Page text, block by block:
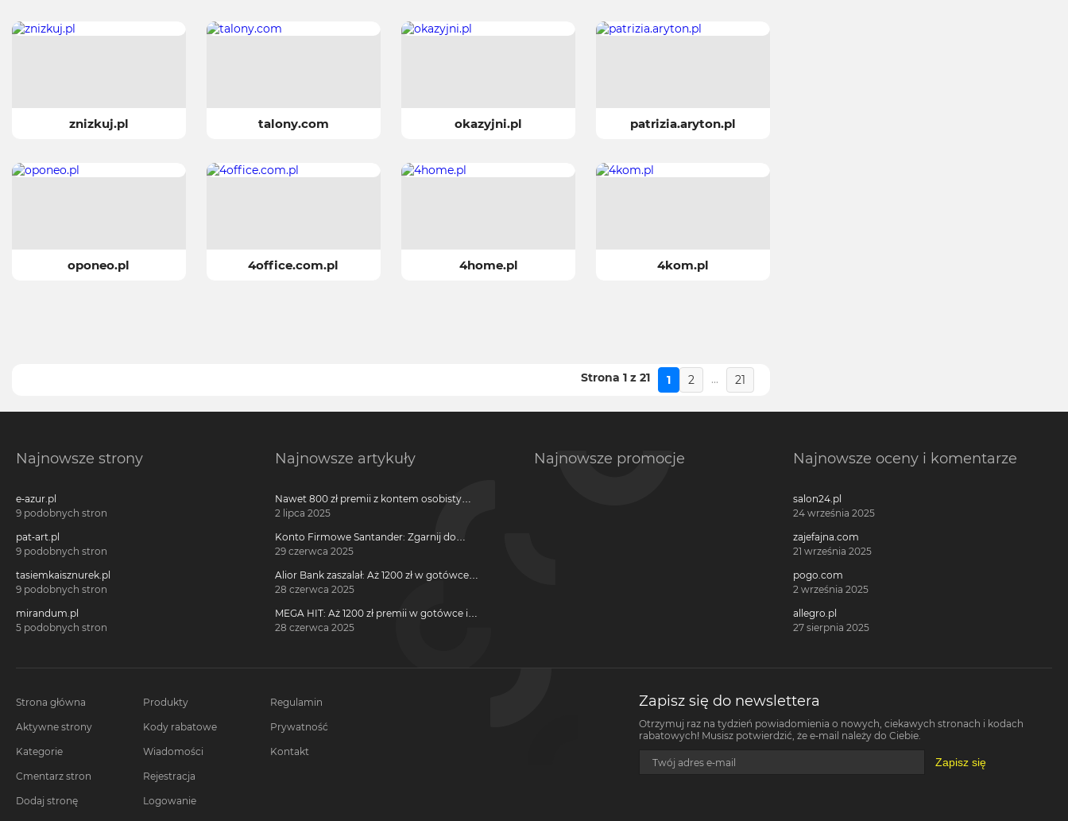
znizkuj.pl talony.com okazyjni.pl patrizia.aryton.pl
oponeo.pl 4office.com.pl 4home.pl 4kom.pl
Strona 1 z 21 1 2 ... 21
Najnowsze strony
e-azur.pl
9 podobnych stron
pat-art.pl
9 podobnych stron
tasiemkaisznurek.pl
9 podobnych stron
mirandum.pl
5 podobnych stron
Najnowsze artykuły
Nawet 800 zł premii z kontem osobistym
Millennium 360°!
2 lipca 2025
Konto Firmowe Santander: Zgarnij do
2700 zł w promocji
29 czerwca 2025
Alior Bank zaszalał: Aż 1200 zł w gotówce i
voucherach za otwarcie darmowego
28 czerwca 2025
MEGA HIT: Aż 1200 zł premii w gotówce i
voucherach za darmową kartę kredytową
28 czerwca 2025
Najnowsze promocje Najnowsze oceny i komentarze
salon24.pl
24 września 2025
zajefajna.com
21 września 2025
pogo.com
2 września 2025
allegro.pl
27 sierpnia 2025
Strona główna
Aktywne strony
Kategorie
Cmentarz stron
Dodaj stronę
Produkty
Kody rabatowe
Wiadomości
Rejestracja
Logowanie
Regulamin
Prywatność
Kontakt
Zapisz się do newslettera
Otrzymuj raz na tydzień powiadomienia o nowych, ciekawych stronach i kodach
rabatowych! Musisz potwierdzić, że e-mail należy do Ciebie.
Twój adres e-mail Zapisz się